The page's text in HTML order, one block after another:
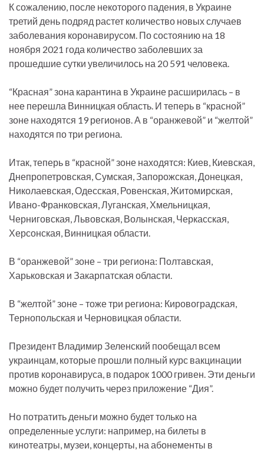
К сожалению, после некоторого падения, в Украине
третий день подряд растет количество новых случаев
заболевания коронавирусом. По состоянию на 18
ноября 2021 года количество заболевших за
прошедшие сутки увеличилось на 20 591 человека.
“Красная” зона карантина в Украине расширилась – в
нее перешла Винницкая область. И теперь в “красной”
зоне находятся 19 регионов. А в “оранжевой” и “желтой”
находятся по три региона.
Итак, теперь в “красной” зоне находятся: Киев, Киевская,
Днепропетровская, Сумская, Запорожская, Донецкая,
Николаевская, Одесская, Ровенская, Житомирская,
Ивано-Франковская, Луганская, Хмельницкая,
Черниговская, Львовская, Волынская, Черкасская,
Херсонская, Винницкая области.
В “оранжевой” зоне – три региона: Полтавская,
Харьковская и Закарпатская области.
В “желтой” зоне – тоже три региона: Кировоградская,
Тернопольская и Черновицкая области.
Президент Владимир Зеленский пообещал всем
украинцам, которые прошли полный курс вакцинации
против коронавируса, в подарок 1000 гривен. Эти деньги
можно будет получить через приложение “Дия”.
Но потратить деньги можно будет только на
определенные услуги: например, на билеты в
кинотеатры, музеи, концерты, на абонементы в